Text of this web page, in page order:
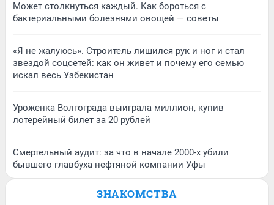
Может столкнуться каждый. Как бороться с
бактериальными болезнями овощей — советы
«Я не жалуюсь». Строитель лишился рук и ног и стал
звездой соцсетей: как он живет и почему его семью
искал весь Узбекистан
Уроженка Волгограда выиграла миллион, купив
лотерейный билет за 20 рублей
Смертельный аудит: за что в начале 2000-х убили
бывшего главбуха нефтяной компании Уфы
ЗНАКОМСТВА